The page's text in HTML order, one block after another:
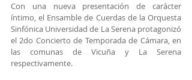
Con una nueva presentación de carácter
íntimo, el Ensamble de Cuerdas de la Orquesta
Sinfónica Universidad de La Serena protagonizó
el 2do Concierto de Temporada de Cámara, en
las comunas de Vicuña y La Serena
respectivamente.